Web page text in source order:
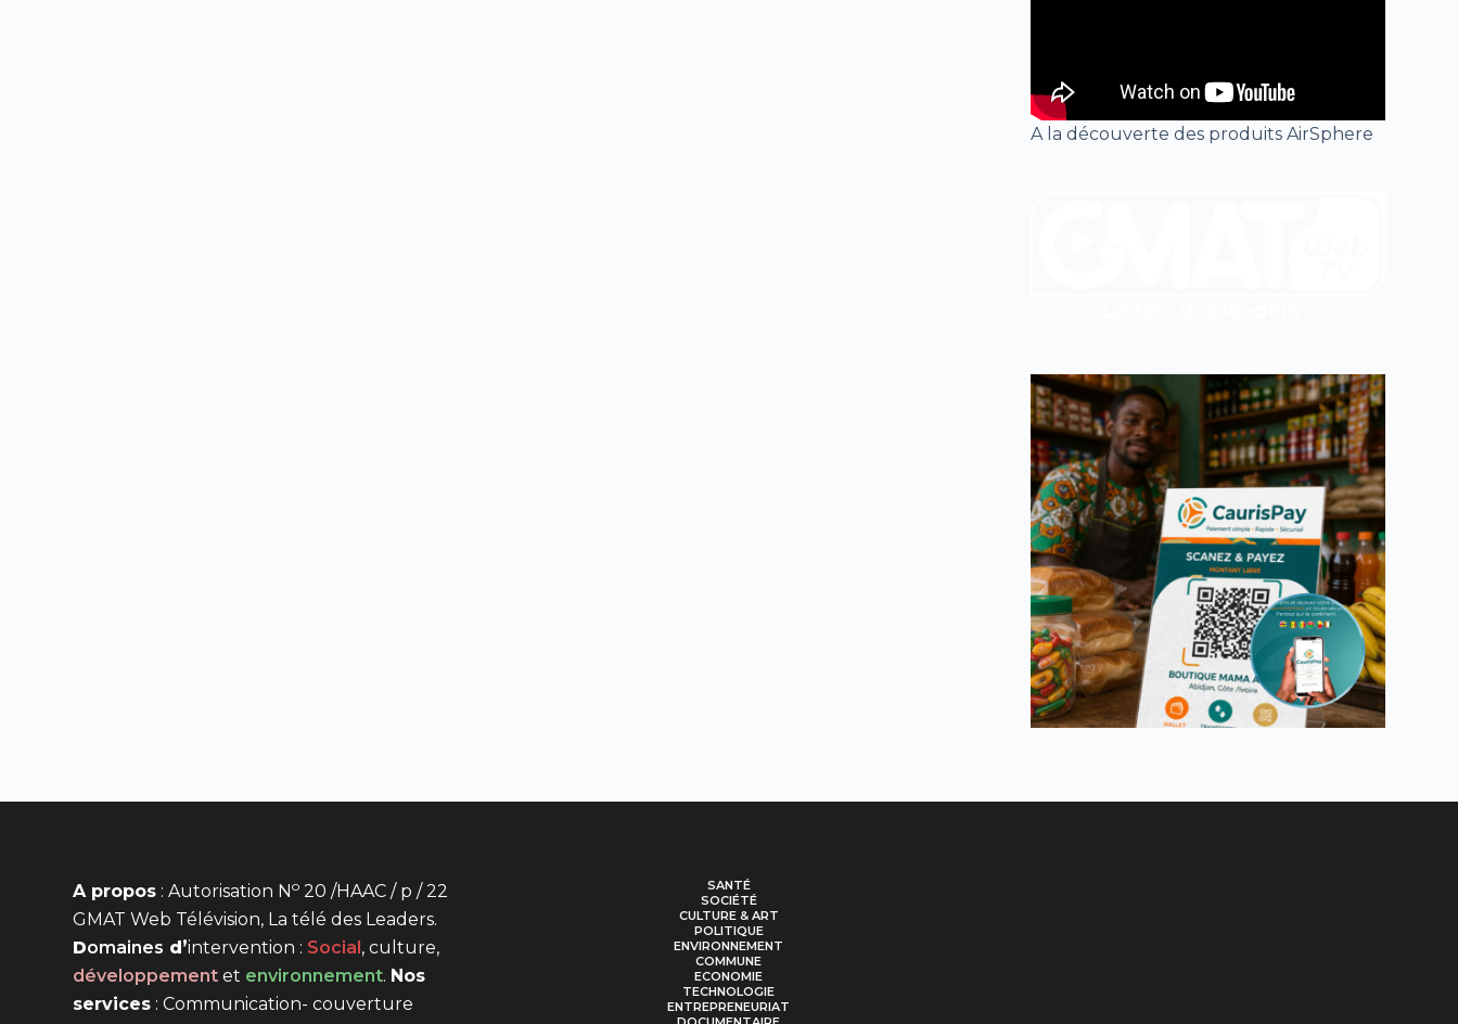
A la découverte des produits AirSphere
A propos : Autorisation No 20 /HAAC / p / 22
GMAT Web Télévision, La télé des Leaders.
Domaines d’intervention : Social , culture,
développement et environnement. Nos
services : Communication- couverture
SANTÉ
SOCIÉTÉ
CULTURE & ART
POLITIQUE
ENVIRONNEMENT
COMMUNE
ECONOMIE
TECHNOLOGIE
ENTREPRENEURIAT